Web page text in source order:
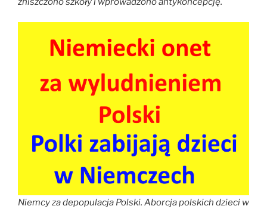
Niemcy za depopulacja Polski. Aborcja polskich dzieci w